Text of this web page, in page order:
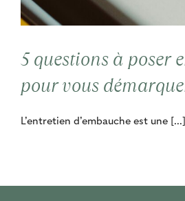
Contact
Cooptation
5 questions à poser
pour vous
L’entretien d’embauche est une [...]